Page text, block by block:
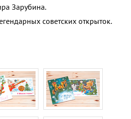
Зарубина.
советских открыток.